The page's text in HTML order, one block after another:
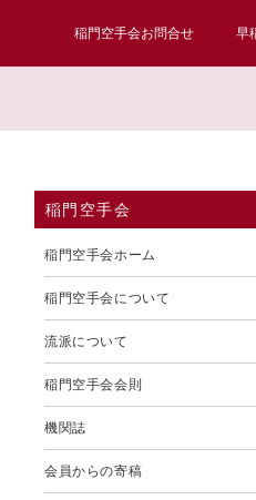
稲門空手会お問合せ 早
稲門空手会
稲門空手会ホーム
稲門空手会について
流派について
稲門空手会会則
機関誌
会員からの寄稿